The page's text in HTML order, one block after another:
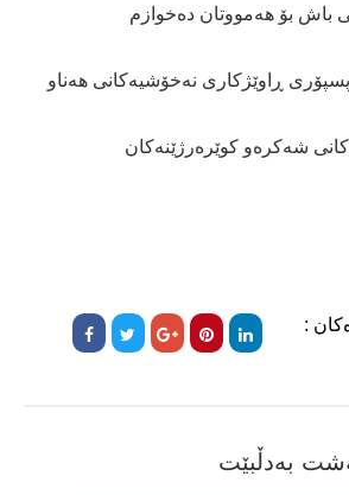
باش بۆ ھه‌مووتان ده‌خوازم
ڕاوێژكاری نه‌خۆشیه‌كانی ھه‌ناو
شه‌كره‌و كوێره‌رژێنه‌كان
:
بەدڵبێت